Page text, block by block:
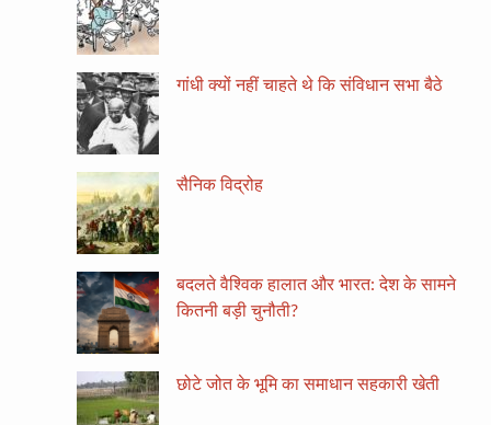
गांधी क्यों नहीं चाहते थे कि संविधान सभा बैठे
सैनिक विद्रोह
बदलते वैश्विक हालात और भारत: देश के सामने
कितनी बड़ी चुनौती?
छोटे जोत के भूमि का समाधान सहकारी खेती